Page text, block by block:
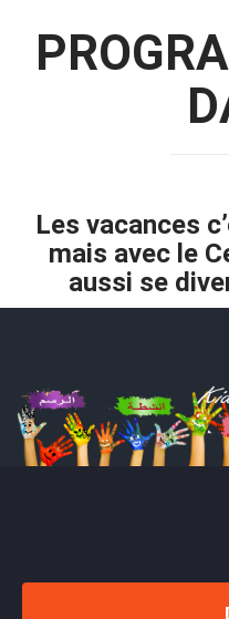
Les vacances
mais avec le
aussi se